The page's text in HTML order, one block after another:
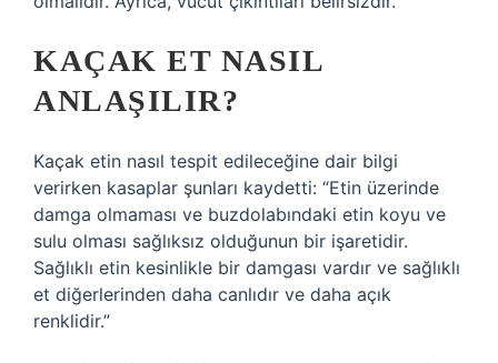
KAÇAK ET NASIL
ANLAŞILIR?
Kaçak etin nasıl tespit edileceğine dair bilgi
verirken kasaplar şunları kaydetti: “Etin üzerinde
damga olmaması ve buzdolabındaki etin koyu ve
sulu olması sağlıksız olduğunun bir işaretidir.
Sağlıklı etin kesinlikle bir damgası vardır ve sağlıklı
et diğerlerinden daha canlıdır ve daha açık
renklidir.”